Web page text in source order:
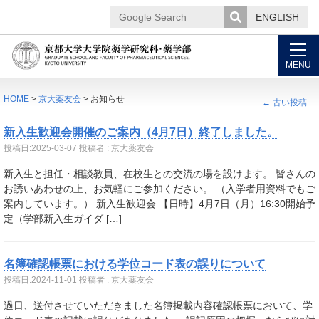
Google
ENGLISH
MENU
HOME > 京大薬友会 > お知らせ ← 古い投稿
新入生歓迎会開催のご案内（4月7日）終了しました。
投稿日:2025-03-07 投稿者 : 京大薬友会
新入生と担任・相談教員、在校生との交流の場を設けます。 皆さんの
お誘いあわせの上、お気軽にご参加ください。 （入学者用資料でもご
案内しています。） 新入生歓迎会 【日時】4月7日（月）16:30開始予
定（学部新入生ガイダ […]
名簿確認帳票における学位コード表の誤りについて
投稿日:2024-11-01 投稿者 : 京大薬友会
過日、送付させていただきました名簿掲載内容確認帳票において、学